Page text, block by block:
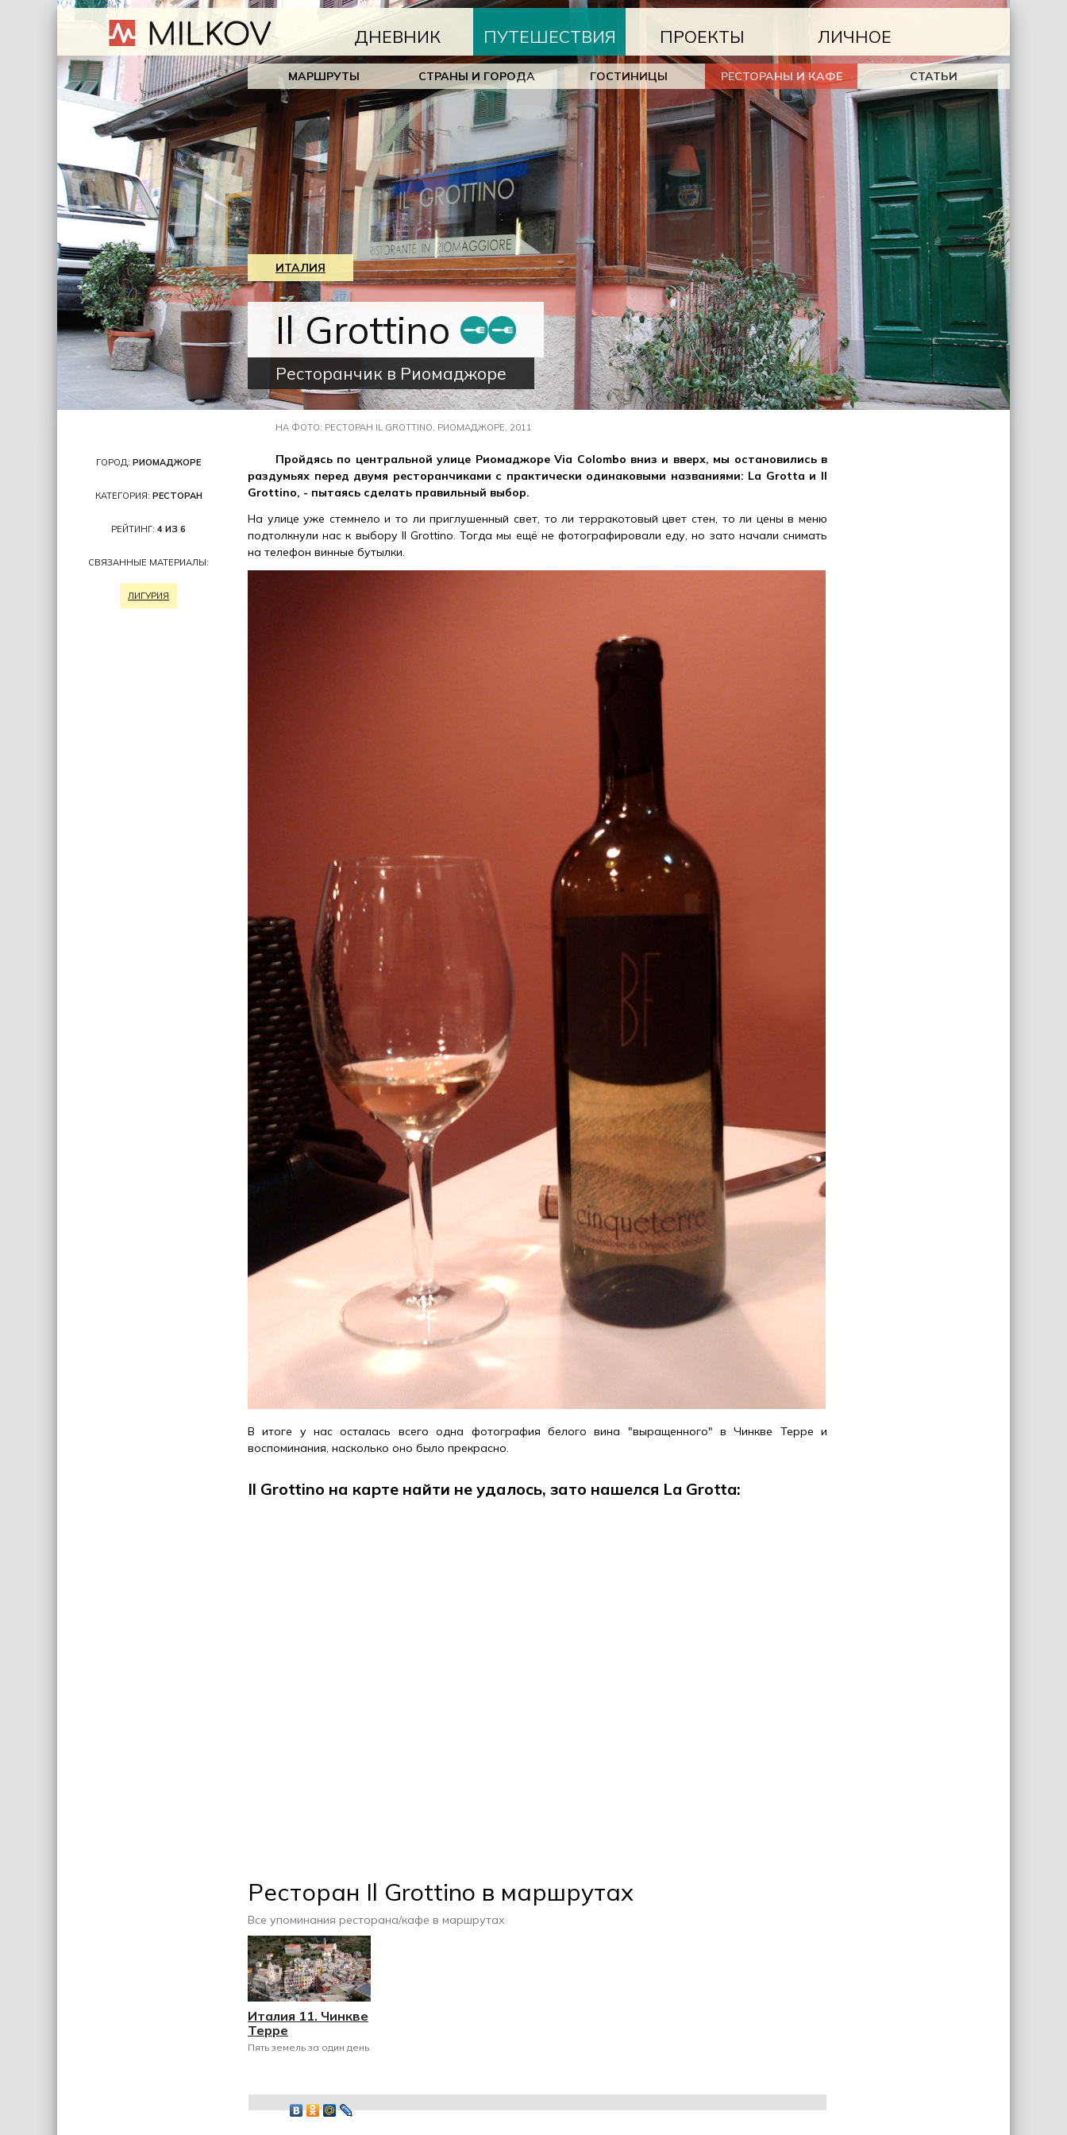
ДНЕВНИК ПУТЕШЕСТВИЯ
МАРШРУТЫ СТРАНЫ И ГОРОДА ГОСТИНИЦЫ РЕСТОРАНЫ И КАФЕ СТАТЬИ
ПРОЕКТЫ ЛИЧНОЕ
ИТАЛИЯ
Il Grottino
Ресторанчик в Риомаджоре
НА ФОТО: РЕСТОРАН IL GROTTINO, РИОМАДЖОРЕ, 2011
ГОРОД: РИОМАДЖОРЕ
КАТЕГОРИЯ: РЕСТОРАН
РЕЙТИНГ: 4 ИЗ 6
СВЯЗАННЫЕ МАТЕРИАЛЫ:
ЛИГУРИЯ
Пройдясь по центральной улице Риомаджоре Via Colombo вниз и вверх, мы остановились в
раздумьях перед двумя ресторанчиками с практически одинаковыми названиями: La Grotta и Il
Grottino, - пытаясь сделать правильный выбор.
На улице уже стемнело и то ли приглушенный свет, то ли терракотовый цвет стен, то ли цены в меню
подтолкнули нас к выбору Il Grottino. Тогда мы ещё не фотографировали еду, но зато начали снимать
на телефон винные бутылки.
В итоге у нас осталась всего одна фотография белого вина "выращенного" в Чинкве Терре и
воспоминания, насколько оно было прекрасно.
Il Grottino на карте найти не удалось, зато нашелся La Grotta:
Ресторан Il Grottino в маршрутах
Все упоминания ресторана/кафе в маршрутах
Италия 11. Чинкве
Терре
Пять земель за один день